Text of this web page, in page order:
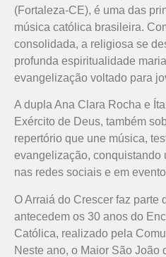
(Fortaleza-CE), é uma das
música católica brasileira.
consolidada, a religiosa se
profunda espiritualidade
evangelização voltado para
A dupla Ana Clara Rocha e
Exército de Deus, também
repertório que une música,
evangelização, conquistando
nas redes sociais e em
O Arraiá do Crescer faz parte
antecedem os 30 anos do
Católica, realizado pela
Neste ano, o Maior São João